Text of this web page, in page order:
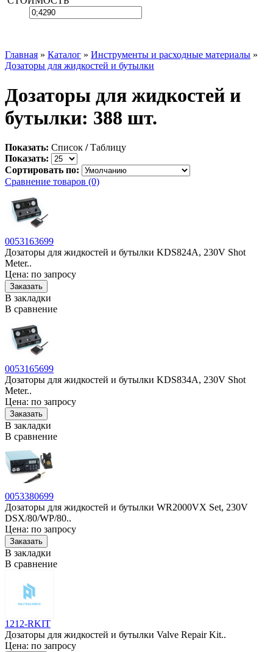
Главная » Каталог » Инструменты и расходные материалы »
Дозаторы для жидкостей и бутылки
Дозаторы для жидкостей и
бутылки: 388 шт.
Показать: Список / Таблицу
Показать:
Сортировать по:
Сравнение товаров (0)
0053163699
Дозаторы для жидкостей и бутылки KDS824A, 230V Shot
Meter..
Цена: по запросу
В закладки
В сравнение
0053165699
Дозаторы для жидкостей и бутылки KDS834A, 230V Shot
Meter..
Цена: по запросу
В закладки
В сравнение
0053380699
Дозаторы для жидкостей и бутылки WR2000VX Set, 230V
DSX/80/WP/80..
Цена: по запросу
В закладки
В сравнение
1212-RKIT
Дозаторы для жидкостей и бутылки Valve Repair Kit..
Цена: по запросу